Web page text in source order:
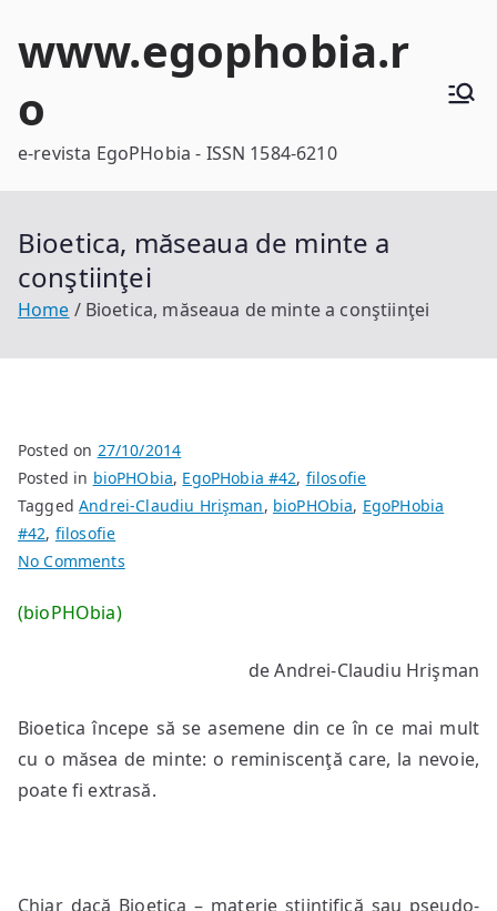
www.egophobia.r
o
e-revista EgoPHobia - ISSN 1584-6210
Bioetica, măseaua de minte a
conştiinţei
Home Bioetica, măseaua de minte a conştiinţei
Posted on 27/10/2014
Posted in bioPHObia, EgoPHobia #42, filosofie
TaggedAndrei-Claudiu Hrişman, bioPHObia, EgoPHobia
#42, filosofie
No Commentson
conştiinţei
(bioPHObia)
de Andrei-Claudiu Hrişman
Bioetica începe să se asemene din ce în ce mai mult
cu o măsea de minte: o reminiscenţă care, la nevoie,
poate fi extrasă.
Chiar dacă Bioetica – materie ştiinţifică sau pseudo-